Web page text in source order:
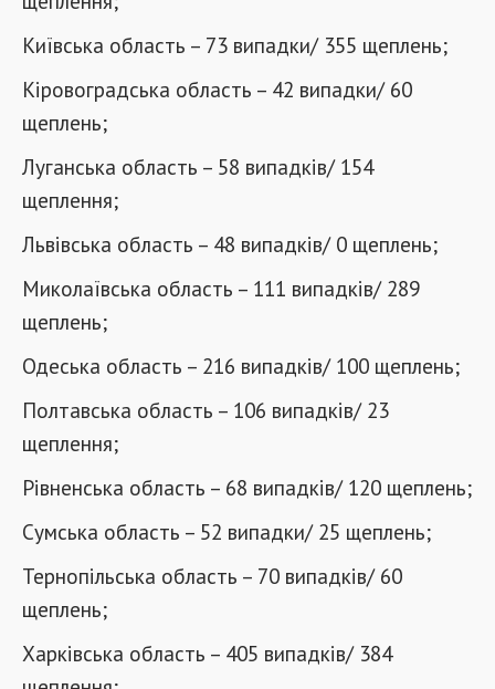
Київська область – 73 випадки/ 355 щеплень;
Кіровоградська область – 42 випадки/ 60
щеплень;
Луганська область – 58 випадків/ 154
щеплення;
Львівська область – 48 випадків/ 0 щеплень;
Миколаївська область – 111 випадків/ 289
щеплень;
Одеська область – 216 випадків/ 100 щеплень;
Полтавська область – 106 випадків/ 23
щеплення;
Рівненська область – 68 випадків/ 120 щеплень;
Сумська область – 52 випадки/ 25 щеплень;
Тернопільська область – 70 випадків/ 60
щеплень;
Харківська область – 405 випадків/ 384